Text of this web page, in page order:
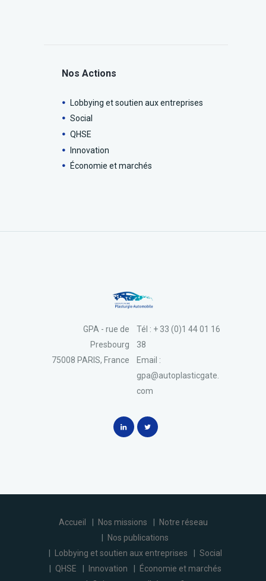
Nos Actions
Lobbying et soutien aux entreprises
Social
QHSE
Innovation
Économie et marchés
Tél : + 33 (0)1 44 01 16
38
Email :
gpa@autoplasticgate.
com
GPA - rue de
Presbourg
75008 PARIS, France
Accueil Nos missions
Notre réseau
Nos publications
Lobbying et soutien aux entreprises
Social
QHSE
Innovation
Économie et marchés